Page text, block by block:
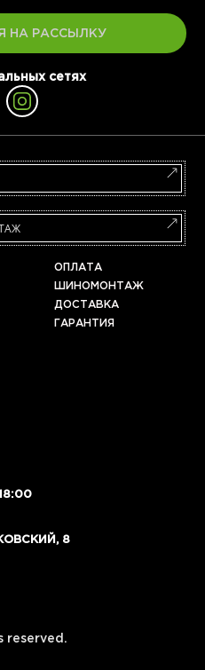
НА РАССЫЛКУ
сетях
ОПЛАТА
ШИНОМОНТАЖ
ДОСТАВКА
ГАРАНТИЯ
8
reserved.